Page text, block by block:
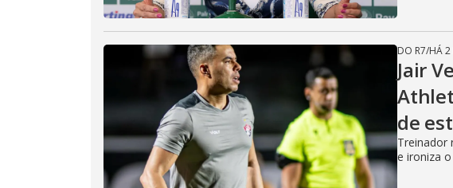
DO R7/HÁ 2
Jair
de
Treinador
e ironiza